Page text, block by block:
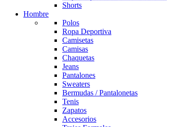
Shorts
Hombre
Polos
Ropa Deportiva
Camisetas
Camisas
Chaquetas
Jeans
Pantalones
Sweaters
Bermudas / Pantalonetas
Tenis
Zapatos
Accesorios